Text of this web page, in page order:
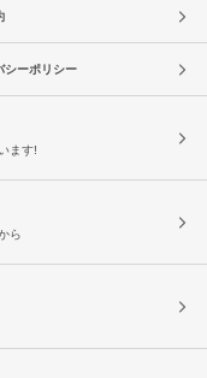
シーポリシー
ます!
ら